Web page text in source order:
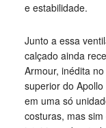
e estabilidade.
Junto a essa
calçado ainda
Armour, inédita
superior do
em uma só
costuras, mas sim